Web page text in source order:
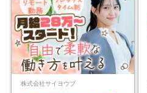
株式会社サイヨウブ